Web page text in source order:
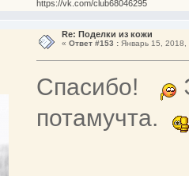
https://vk.com/club68046295
Re: Поделки из кожи
« Ответ #153 :Январь 15, 2018,
Спасибо!
потамучта.